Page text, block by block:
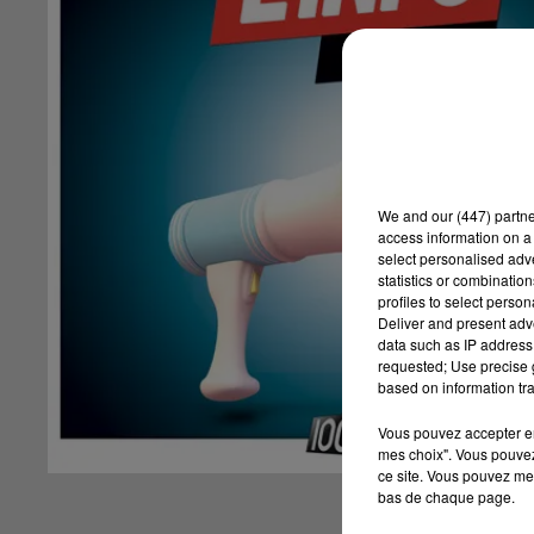
We and our (447)
access information on
select personalised
statistics or
profiles to select
Deliver and present
data such as IP
requested; Use precise
based on information
Vous pouvez accepter
mes choix". Vous
ce site. Vous pouvez
bas de chaque page.